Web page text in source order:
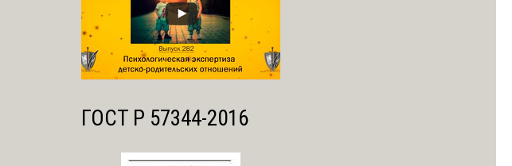
ГОСТ Р 57344-2016